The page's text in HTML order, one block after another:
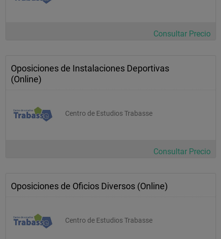
Consultar Precio
Oposiciones de Instalaciones Deportivas
(Online)
Centro de Estudios Trabasse
Consultar Precio
Oposiciones de Oficios Diversos (Online)
Centro de Estudios Trabasse